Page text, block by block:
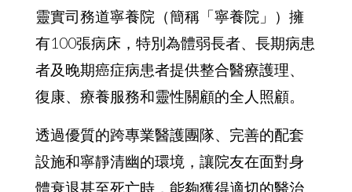
透過優質的跨專業醫護團隊、完善的配套
設施和寧靜清幽的環境，讓院友在面對身
體衰退甚至死亡時，能夠獲得適切的醫治
和療養、有尊嚴的照顧和心靈的平安。
寧養院初期的服務主要集中於提供「優質
的全人生命晚期照顧」，致力實踐「用愛
擁抱晚晴」，希望幫助需要療養服務或正